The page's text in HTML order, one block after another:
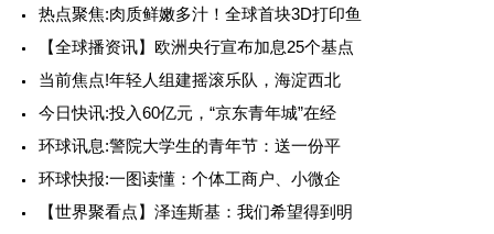
热点聚焦:肉质鲜嫩多汁！全球首块3D打印鱼
【全球播资讯】欧洲央行宣布加息25个基点
当前焦点!年轻人组建摇滚乐队，海淀西北
今日快讯:投入60亿元，“京东青年城”在经
环球讯息:警院大学生的青年节：送一份平
环球快报:一图读懂：个体工商户、小微企
【世界聚看点】泽连斯基：我们希望得到明